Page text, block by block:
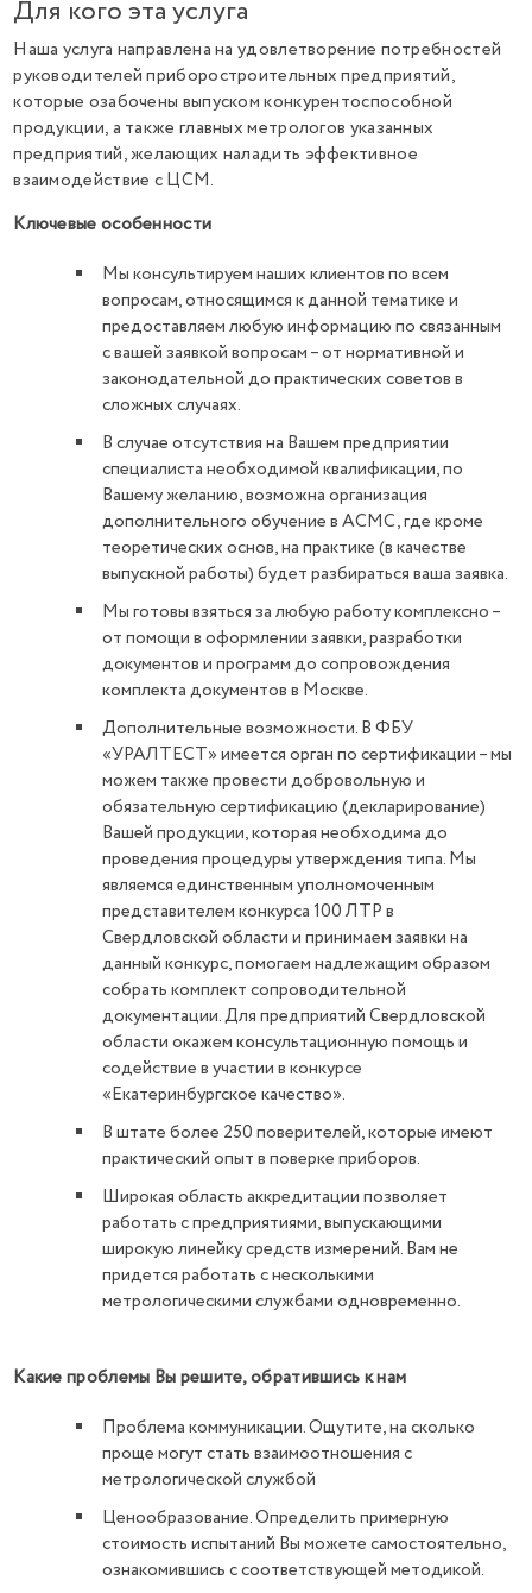
Для кого эта услуга
Наша услуга направлена на удовлетворение потребностей
руководителей приборостроительных предприятий,
которые озабочены выпуском конкурентоспособной
продукции, а также главных метрологов указанных
предприятий, желающих наладить эффективное
взаимодействие с ЦСМ.
Ключевые особенности
Мы консультируем наших клиентов по всем
вопросам, относящимся к данной тематике и
предоставляем любую информацию по связанным
с вашей заявкой вопросам – от нормативной и
законодательной до практических советов в
сложных случаях.
В случае отсутствия на Вашем предприятии
специалиста необходимой квалификации, по
Вашему желанию, возможна организация
дополнительного обучение в АСМС, где кроме
теоретических основ, на практике (в качестве
выпускной работы) будет разбираться ваша заявка.
Мы готовы взяться за любую работу комплексно –
от помощи в оформлении заявки, разработки
документов и программ до сопровождения
комплекта документов в Москве.
Дополнительные возможности. В ФБУ
«УРАЛТЕСТ» имеется орган по сертификации – мы
можем также провести добровольную и
обязательную сертификацию (декларирование)
Вашей продукции, которая необходима до
проведения процедуры утверждения типа. Мы
являемся единственным уполномоченным
представителем конкурса 100 ЛТР в
Свердловской области и принимаем заявки на
данный конкурс, помогаем надлежащим образом
собрать комплект сопроводительной
документации. Для предприятий Свердловской
области окажем консультационную помощь и
содействие в участии в конкурсе
«Екатеринбургское качество».
В штате более 250 поверителей, которые имеют
практический опыт в поверке приборов.
Широкая область аккредитации позволяет
работать с предприятиями, выпускающими
широкую линейку средств измерений. Вам не
придется работать с несколькими
метрологическими службами одновременно.
Какие проблемы Вы решите, обратившись к нам
Проблема коммуникации. Ощутите, на сколько
проще могут стать взаимоотношения с
метрологической службой
Ценообразование. Определить примерную
стоимость испытаний Вы можете самостоятельно,
ознакомившись с соответствующей методикой.